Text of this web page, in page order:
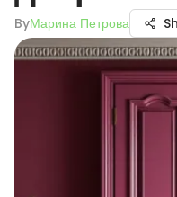
ByМарина Петрова